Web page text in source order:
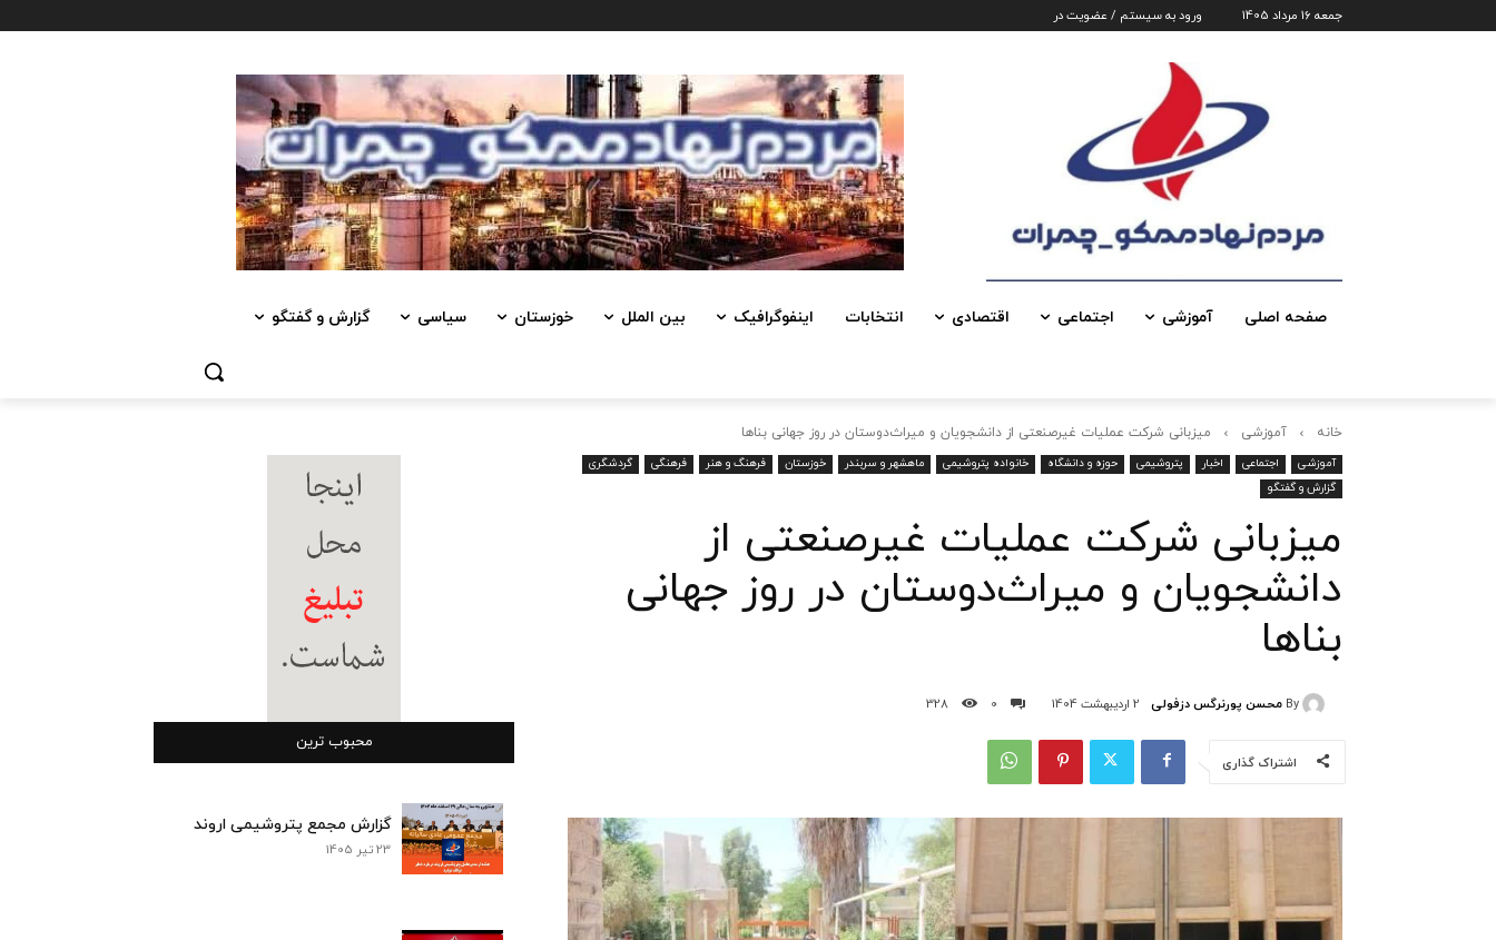
جمعه 16 مرداد 1405 ورود به سیستم / عضویت در
صفحه اصلی آموزشی اجتماعی اقتصادی انتخابات اینفوگرافیک بین الملل خوزستان سیاسی گزارش و گفتگو
خانه آموزشی میزبانی شرکت عملیات غیرصنعتی از دانشجویان و میراث‌دوستان در روز جهانی بناها
آموزشی اجتماعی اخبار پتروشیمی حوزه و دانشگاه خانواده پتروشیمی ماهشهر و سربندر خوزستان فرهنگ و هنر فرهنگی
گردشگری
گزارش و گفتگو
میزبانی شرکت عملیات غیرصنعتی از
دانشجویان و میراث‌دوستان در روز جهانی
بناها
By محسن پورنرگس دزفولی 2 اردیبهشت 1404 0
328
اشتراک گذاری
محبوب ترین
گزارش مجمع پتروشیمی اروند
23 تیر 1405